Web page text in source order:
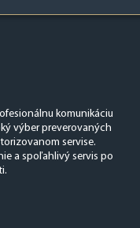
komunikáciu
výber preverovaných
servise.
a spoľahlivý servis po